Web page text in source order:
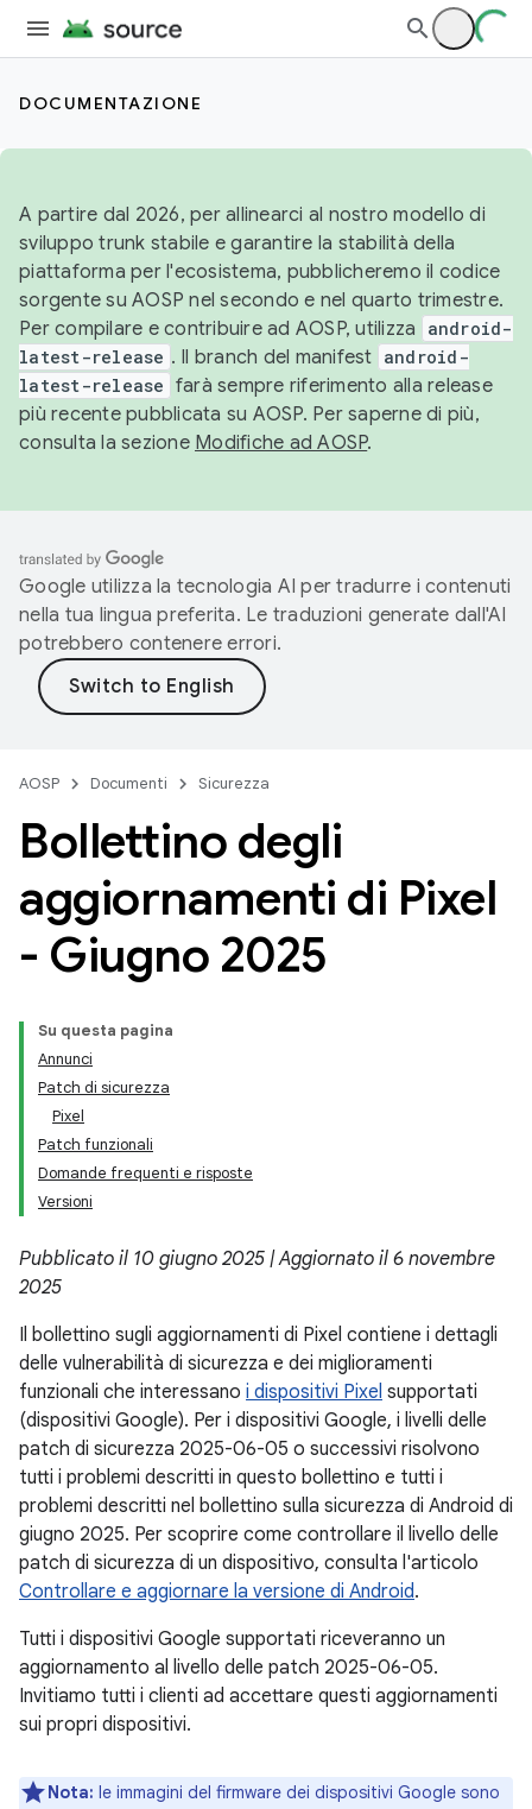
DOCUMENTAZIONE
A partire dal 2026, per allinearci al nostro modello di
sviluppo trunk stabile e garantire la stabilità della
piattaforma per l'ecosistema, pubblicheremo il codice
sorgente su AOSP nel secondo e nel quarto trimestre.
Per compilare e contribuire ad AOSP, utilizza
android-
latest-release . Il branch del manifest android-
latest-release farà sempre riferimento alla release
più recente pubblicata su AOSP. Per saperne di più,
consulta la sezione Modifiche ad AOSP.
Google utilizza la tecnologia AI per tradurre i contenuti
nella tua lingua preferita. Le traduzioni generate dall'AI
potrebbero contenere errori.
AOSP Documenti Sicurezza
Bollettino degli
aggiornamenti di Pixel
- Giugno 2025
Su questa pagina
Annunci
Patch di sicurezza
Pixel
Patch funzionali
Domande frequenti e risposte
Versioni
Pubblicato il 10 giugno 2025 | Aggiornato il 6 novembre
2025
Il bollettino sugli aggiornamenti di Pixel contiene i dettagli
delle vulnerabilità di sicurezza e dei miglioramenti
funzionali che interessano i dispositivi Pixel supportati
(dispositivi Google). Per i dispositivi Google, i livelli delle
patch di sicurezza 2025-06-05 o successivi risolvono
tutti i problemi descritti in questo bollettino e tutti i
problemi descritti nel bollettino sulla sicurezza di Android di
giugno 2025. Per scoprire come controllare il livello delle
patch di sicurezza di un dispositivo, consulta l'articolo
Controllare e aggiornare la versione di Android.
Tutti i dispositivi Google supportati riceveranno un
aggiornamento al livello delle patch 2025-06-05.
Invitiamo tutti i clienti ad accettare questi aggiornamenti
sui propri dispositivi.
Nota: le immagini del firmware dei dispositivi Google sono